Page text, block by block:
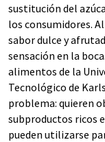
sustitución del
los consumidores.
sabor dulce y
sensación en la
alimentos de la
Tecnológico de
problema: quieren
subproductos ricos
pueden utilizarse